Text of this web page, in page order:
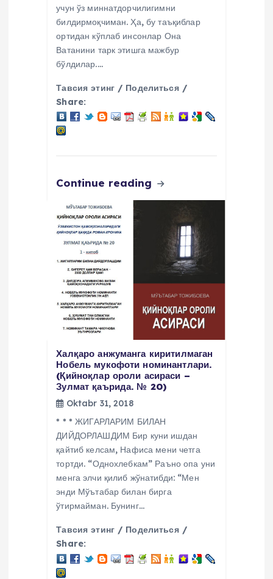
учун ўз миннатдорчилигимни
билдирмоқчиман. Ҳа, бу таъқиблар
ортидан кўплаб инсонлар Она
Ватанини тарк этишга мажбур
бўлдилар.…
Тавсия этинг / Поделиться /
Share:
Continue reading
Халқаро анжуманга киритилмаган
Нобель мукофоти номинантлари.
(Қийноқлар ороли асираси –
Зулмат қаърида. № 20)
Oktabr 31, 2018
* * * ЖИГАРЛАРИМ БИЛАН
ДИЙДОРЛАШДИМ Бир куни ишдан
қайтиб келсам, Нафиса мени четга
тортди. “Однохлебкам” Раъно опа уни
менга элчи қилиб жўнатибди: “Мен
энди Мўътабар билан бирга
ўтирмайман. Бунинг…
Тавсия этинг / Поделиться /
Share: